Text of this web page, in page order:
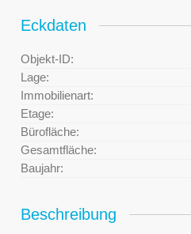
Eckdaten
Objekt-ID:
Lage:
Immobilienart:
Etage:
Bürofläche:
Gesamtfläche:
Baujahr:
Beschreibung